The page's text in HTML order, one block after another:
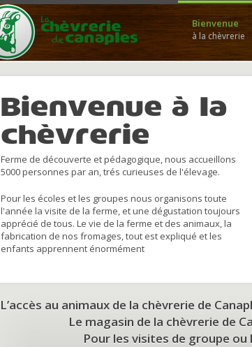
Bienvenue
à la chèvrerie
Bienvenue à la
chèvrerie
Ferme de découverte et pédagogique, nous accueillons
5000 personnes par an, trés curieuses de l'élevage.
Pour les écoles et les groupes nous organisons toute
l'année la visite de la ferme, et une dégustation toujours
apprécié de tous. Le vie de la ferme et des animaux, la
fabrication de nos fromages, tout est expliqué et les
enfants apprennent énormément
L’accès au animaux de la chèvrerie de
Le magasin de la chèvrerie de
Pour les visites de groupe